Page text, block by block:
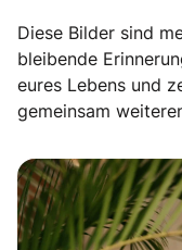
Diese Bilder sind
bleibende
eures Lebens und
gemeinsam